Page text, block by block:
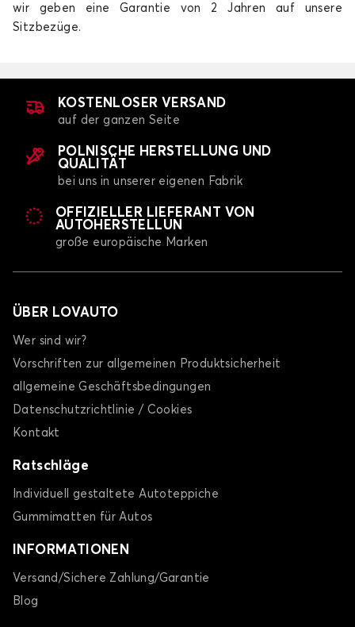
wir geben eine Garantie von 2 Jahren auf unsere
Sitzbezüge.
KOSTENLOSER VERSAND
auf der ganzen Seite
POLNISCHE HERSTELLUNG UND
QUALITÄT
bei uns in unserer eigenen Fabrik
OFFIZIELLER LIEFERANT VON
AUTOHERSTELLUN
große europäische Marken
ÜBER LOVAUTO
Wer sind wir?
Vorschriften zur allgemeinen Produktsicherheit
allgemeine Geschäftsbedingungen
Datenschutzrichtlinie / Cookies
Kontakt
Ratschläge
Individuell gestaltete Autoteppiche
Gummimatten für Autos
INFORMATIONEN
Versand/Sichere Zahlung/Garantie
Blog